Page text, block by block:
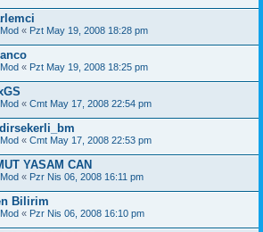
Mod « Pzt May 19, 2008 18:28 pm
Mod « Pzt May 19, 2008 18:25 pm
Mod « Cmt May 17, 2008 22:54 pm
Mod « Cmt May 17, 2008 22:53 pm
YASAM CAN
Mod « Pzr Nis 06, 2008 16:11 pm
Bilirim
Mod « Pzr Nis 06, 2008 16:10 pm